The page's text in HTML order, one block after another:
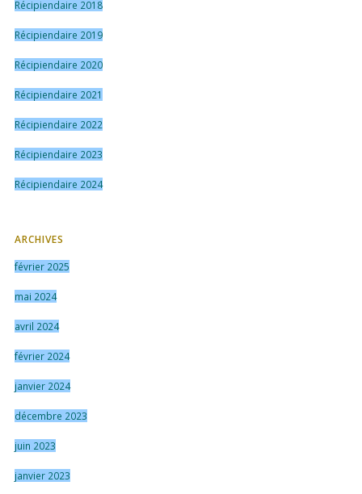
Récipiendaire 2018
Récipiendaire 2019
Récipiendaire 2020
Récipiendaire 2021
Récipiendaire 2022
Récipiendaire 2023
Récipiendaire 2024
ARCHIVES
février 2025
mai 2024
avril 2024
février 2024
janvier 2024
décembre 2023
juin 2023
janvier 2023